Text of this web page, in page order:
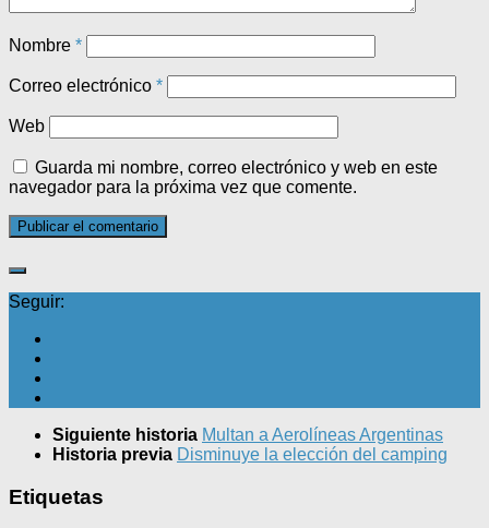
Nombre *
Correo electrónico *
Web
Guarda mi nombre, correo electrónico y web en este
navegador para la próxima vez que comente.
Seguir:
Siguiente historia Multan a Aerolíneas Argentinas
Historia previa Disminuye la elección del camping
Etiquetas